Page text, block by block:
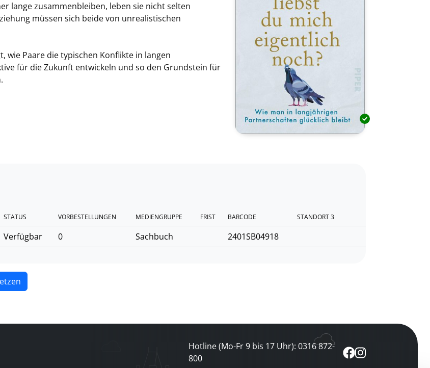
lange zusammenbleiben, leben sie nicht selten
müssen sich beide von unrealistischen
wie Paare die typischen Konflikte in langen
für die Zukunft entwickeln und so den Grundstein für
STATUS VORBESTELLUNGEN MEDIENGRUPPE FRIST BARCODE STANDORT 3
Verfügbar 0 Sachbuch 2401SB04918
Hotline (Mo-Fr 9 bis 17 Uhr): 0316 872-
800